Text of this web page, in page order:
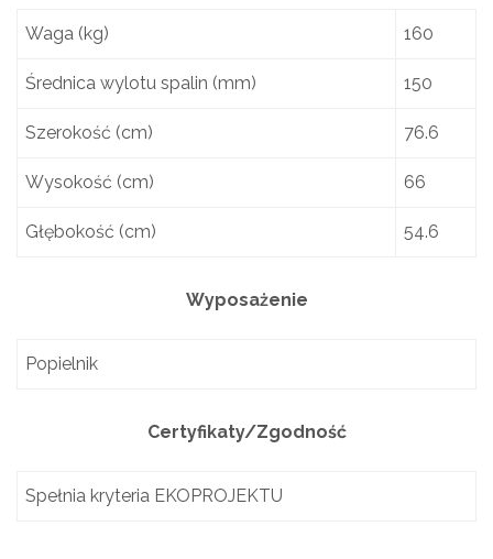
Waga (kg) 160
Średnica wylotu spalin (mm) 150
Szerokość (cm) 76.6
Wysokość (cm) 66
Głębokość (cm) 54.6
Wyposażenie
Popielnik
Certyfikaty/Zgodność
Spełnia kryteria EKOPROJEKTU